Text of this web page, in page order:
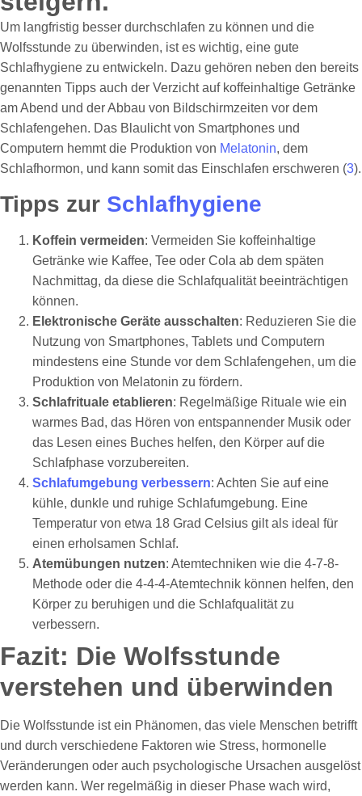
Um langfristig besser durchschlafen zu können und die
Wolfsstunde zu überwinden, ist es wichtig, eine gute
Schlafhygiene zu entwickeln. Dazu gehören neben den bereits
genannten Tipps auch der Verzicht auf koffeinhaltige Getränke
am Abend und der Abbau von Bildschirmzeiten vor dem
Schlafengehen. Das Blaulicht von Smartphones und
Computern hemmt die Produktion von Melatonin, dem
Schlafhormon, und kann somit das Einschlafen erschweren (3).
Tipps zur Schlafhygiene
Koffein vermeiden: Vermeiden Sie koffeinhaltige
Getränke wie Kaffee, Tee oder Cola ab dem späten
Nachmittag, da diese die Schlafqualität beeinträchtigen
können.
Elektronische Geräte ausschalten: Reduzieren Sie die
Nutzung von Smartphones, Tablets und Computern
mindestens eine Stunde vor dem Schlafengehen, um die
Produktion von Melatonin zu fördern.
Schlafrituale etablieren: Regelmäßige Rituale wie ein
warmes Bad, das Hören von entspannender Musik oder
das Lesen eines Buches helfen, den Körper auf die
Schlafphase vorzubereiten.
Schlafumgebung verbessern: Achten Sie auf eine
kühle, dunkle und ruhige Schlafumgebung. Eine
Temperatur von etwa 18 Grad Celsius gilt als ideal für
einen erholsamen Schlaf.
Atemübungen nutzen: Atemtechniken wie die 4-7-8-
Methode oder die 4-4-4-Atemtechnik können helfen, den
Körper zu beruhigen und die Schlafqualität zu
verbessern.
Fazit: Die Wolfsstunde
verstehen und überwinden
Die Wolfsstunde ist ein Phänomen, das viele Menschen betrifft
und durch verschiedene Faktoren wie Stress, hormonelle
Veränderungen oder auch psychologische Ursachen ausgelöst
werden kann. Wer regelmäßig in dieser Phase wach wird,